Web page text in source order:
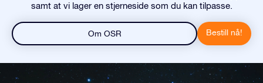
samt at vi lager en stjerneside som du kan tilpasse.
Om OSR Bestill nå!